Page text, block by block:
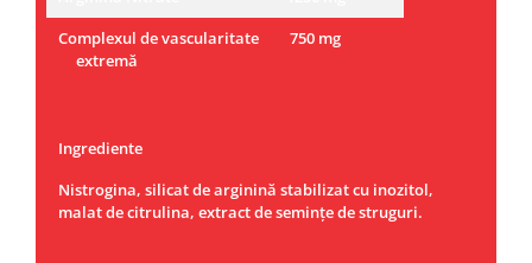
Complexul de vascularitate
extremă
750 mg
Ingrediente
Nistrogina, silicat de arginină stabilizat cu inozitol,
malat de citrulina, extract de semințe de struguri.